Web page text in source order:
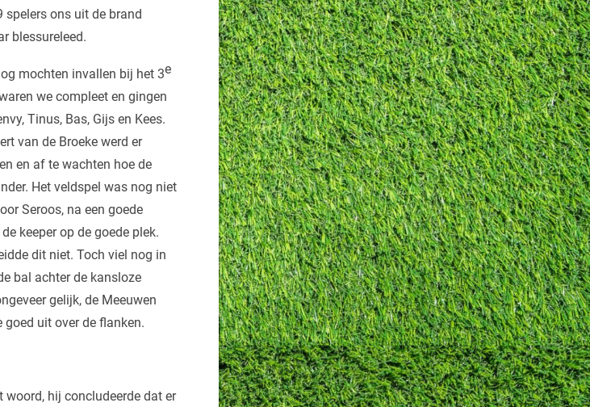
spelers ons uit de brand
blessureleed.
mochten invallen bij het 3e
we compleet en gingen
Tinus, Bas, Gijs en Kees.
van de Broeke werd er
en af te wachten hoe de
Het veldspel was nog niet
Seroos, na een goede
keeper op de goede plek.
dit niet. Toch viel nog in
bal achter de kansloze
gelijk, de Meeuwen
uit over de flanken.
woord, hij concludeerde dat er